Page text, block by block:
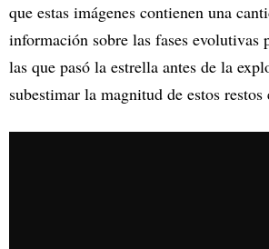
que estas imágenes contienen una
información sobre las fases evolutivas
las que pasó la estrella antes de la
subestimar la magnitud de estos restos